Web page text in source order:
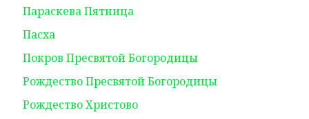
Параскева Пятница
Пасха
Покров Пресвятой Богородицы
Рождество Пресвятой Богородицы
Рождество Христово